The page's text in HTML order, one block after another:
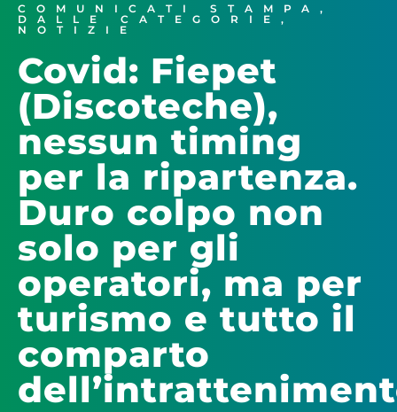
COMUNICATI STAMPA ,
DALLE CATEGORIE ,
NOTIZIE
Covid: Fiepet
(Discoteche),
nessun timing
per la ripartenza.
Duro colpo non
solo per gli
operatori, ma per
turismo e tutto il
comparto